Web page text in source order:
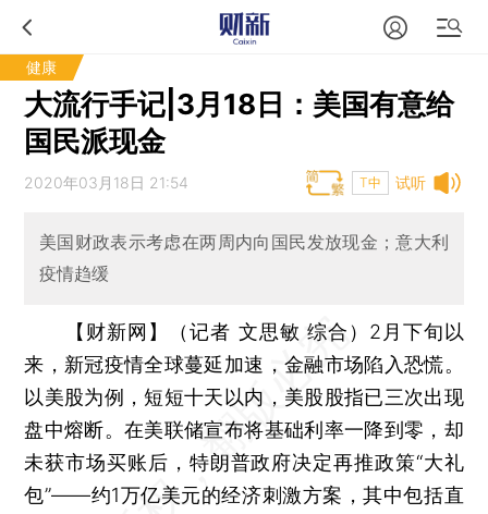
健康
大流行手记|3月18日：美国有意给
国民派现金
试听
2020年03月18日 21:54 T中
美国财政表示考虑在两周内向国民发放现金；意大利
疫情趋缓
【财新网】（记者 文思敏 综合） 2月下旬以
来，新冠疫情全球蔓延加速，金融市场陷入恐慌。
以美股为例，短短十天以内，美股股指已三次出现
盘中熔断。在美联储宣布将基础利率一降到零，却
未获市场买账后，特朗普政府决定再推政策“大礼
包”——约1万亿美元的经济刺激方案，其中包括直